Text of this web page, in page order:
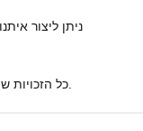
ניתן ליצור איתנו קשר